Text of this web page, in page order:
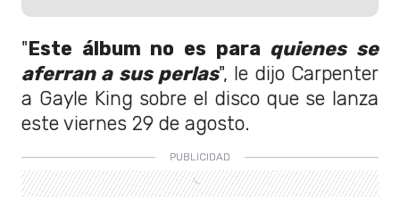
"Este álbum no es para quienes se
aferran a sus perlas", le dijo Carpenter
a Gayle King sobre el disco que se lanza
este viernes 29 de agosto.